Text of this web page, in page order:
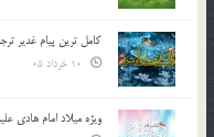
کامل ترین پیام غدیر
ویژه میلاد امام هادی